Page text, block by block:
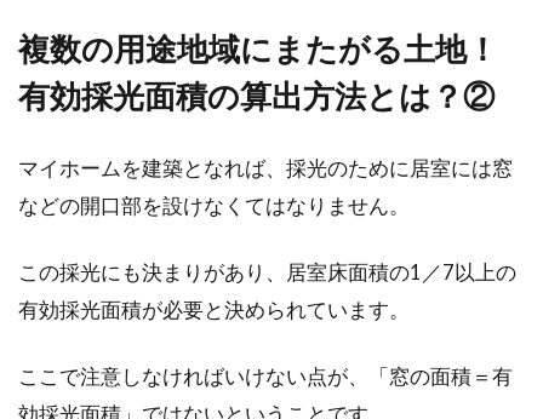
複数の用途地域にまたがる土地！
有効採光面積の算出方法とは？②
マイホームを建築となれば、採光のために居室には窓
などの開口部を設けなくてはなりません。
この採光にも決まりがあり、居室床面積の1／7以上の
有効採光面積が必要と決められています。
ここで注意しなければいけない点が、「窓の面積＝有
効採光面積」ではないということです。